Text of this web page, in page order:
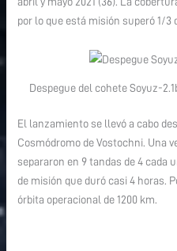
por lo que está misión superó 1/
Despegue del cohete Soyuz-
El lanzamiento se llevó a cabo
Cosmódromo de Vostochni. Una
separaron en 9 tandas de 4 cada
de misión que duró casi 4 horas.
órbita operacional de 1200 km.